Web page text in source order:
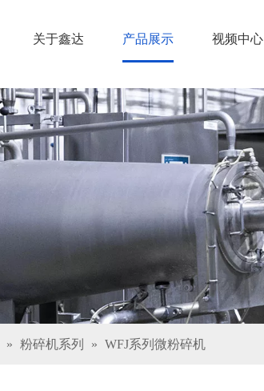
关于鑫达 产品展示 视频中心
» 粉碎机系列 » WFJ系列微粉碎机